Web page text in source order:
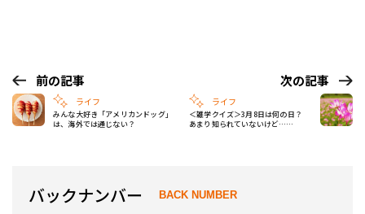
前の記事
ライフ
みんな大好き「アメリカンドッグ」
は、海外では通じない？
次の記事
ライフ
＜雑学クイズ＞3月8日は何の日？
あまり知られていないけど……
バックナンバー BACK NUMBER